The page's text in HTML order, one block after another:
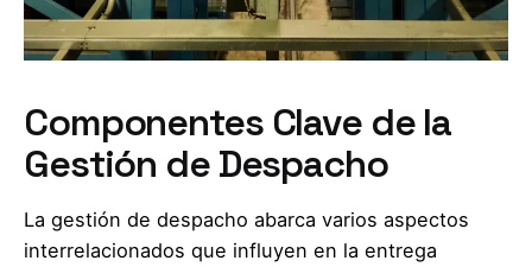
Componentes Clave de la
Gestión de Despacho
La gestión de despacho abarca varios aspectos
interrelacionados que influyen en la entrega